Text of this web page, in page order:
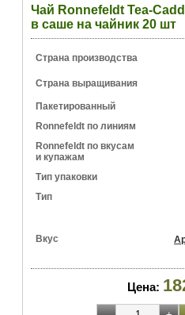
Чай Ronnefeldt Tea-
в саше на чайник 20 шт
Страна производства
Страна выращивания
Пакетированный
Ronnefeldt по линиям
Ronnefeldt по вкусам
и купажам
Тип упаковки
Тип
Вкус
Цена: